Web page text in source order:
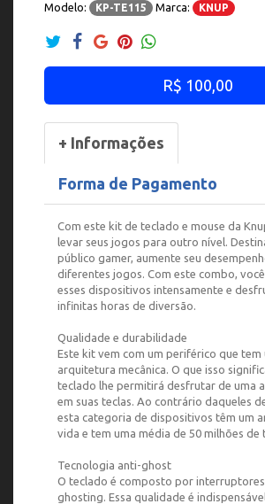
Modelo: KP-TE115 Marca: KNUP
R$ 100,00
+ Informações
Forma de Pagamento
Com este kit de teclado e mouse da
levar seus jogos para outro nível.
público gamer, aumente seu
diferentes jogos. Com este combo,
esses dispositivos intensamente e
infinitas horas de diversão.
Qualidade e durabilidade
Este kit vem com um periférico que tem
arquitetura mecânica. O que isso
teclado lhe permitirá desfrutar de uma
em suas teclas. Ao contrário daqueles
esta categoria de dispositivos têm um
vida e tem uma média de 50 milhões de
Tecnologia anti-ghost
O teclado é composto por
ghosting. Essa qualidade é